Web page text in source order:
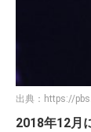
出典： https://
2018年12月